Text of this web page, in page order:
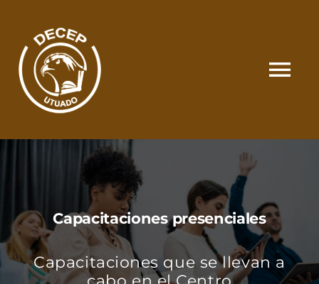
content
SOMOS
MATRÍCULA Y PAGOS
CONTACTO
Capacitaciones presenciales
Capacitaciones que se llevan a